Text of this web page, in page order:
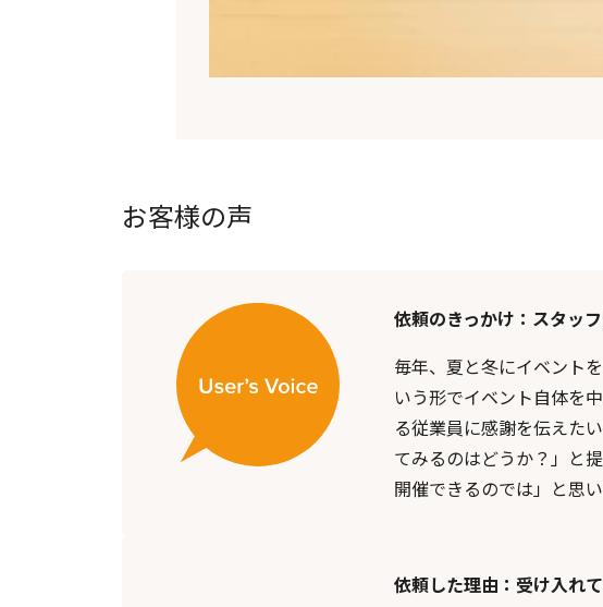
お客様の声
依頼のきっかけ：スタッ
毎年、夏と冬にイベント
いう形でイベント自体を
る従業員に感謝を伝えた
てみるのはどうか？」と
開催できるのでは」と思
依頼した理由：受け入れ